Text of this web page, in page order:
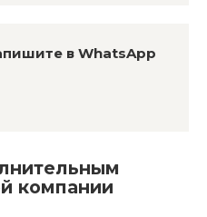
в WhatsApp
компании